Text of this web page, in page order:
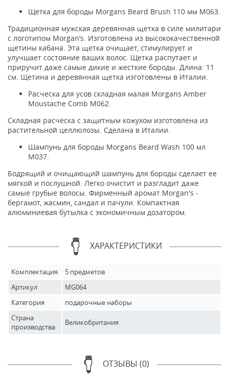
Щетка для бороды Morgans Beard Brush 110 мм M063.
Традиционная мужская деревянная щетка в силе милитари
с логотипом Morgan’s. Изготовлена из высококачественной
щетины кабана. Эта щетка очищает, стимулирует и
улучшает состояние ваших волос. Щетка распутает и
приручит даже самые дикие и жесткие бороды. Длина: 11
см. Щетина и деревянная щетка изготовлены в Италии.
Расческа для усов складная малая Morgans Amber
Moustache Comb M062.
Складная расческа с защитным кожухом изготовлена из
растительной целлюлозы. Сделана в Италии.
Шампунь для бороды Morgans Beard Wash 100 мл
M037.
Бодрящий и очищающий шампунь для бороды сделает ее
мягкой и послушной. Легко очистит и разгладит даже
самые грубые волосы. Фирменный аромат Morgan's -
бергамот, жасмин, сандал и пачули. Компактная
алюминиевая бутылка с экономичным дозатором.
ХАРАКТЕРИСТИКИ
Комплектация
5 предметов
Артикул
MG064
Категория
подарочные наборы
Страна
производства
Великобритания
ОТЗЫВЫ (0)